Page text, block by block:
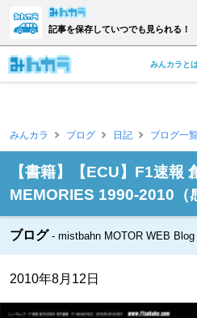
記事を保存していつでも見られる！
みんカラと
みんカラ ブログ 日記 ブログ一
【書籍】【ECU】F1速報
MEMORIES 1990-2010（
ブログ mistbahn MOTOR WEB Blog
2010年8月12日